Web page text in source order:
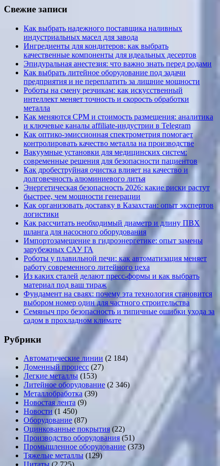
Свежие записи
Как выбрать надежного поставщика наливных
индустриальных масел для завода
Ингредиенты для кондитеров: как выбрать
качественные компоненты для идеальных десертов
Эпидуральная анестезия: что важно знать перед родами
Как выбрать литейное оборудование под задачи
предприятия и не переплатить за лишние мощности
Роботы на смену резчикам: как искусственный
интеллект меняет точность и скорость обработки
металла
Как меняются CPM и стоимость размещения: аналитика
и ключевые каналы affiliate-индустрии в Telegram
Как оптико-эмиссионная спектрометрия помогает
контролировать качество металла на производстве
Вакуумные установки для медицинских систем:
современные решения для безопасности пациентов
Как дробеструйная очистка влияет на качество и
долговечность алюминиевого литья
Энергетическая безопасность 2026: какие риски растут
быстрее, чем мощности генерации
Как организовать доставку в Казахстан: опыт экспертов
логистики
Как рассчитать необходимый диаметр и длину ПВХ
шланга для насосного оборудования
Импортозамещение в гидроэнергетике: опыт замены
зарубежных САУ ГА
Роботы у плавильной печи: как автоматизация меняет
работу современного литейного цеха
Из каких сталей делают пресс-формы и как выбрать
материал под ваш тираж
Фундамент на сваях: почему эта технология становится
выбором номер один для частного строительства
Семяныч про безопасность и типичные ошибки ухода за
садом в прохладном климате
Рубрики
Автоматические линии (2 184)
Доменный процесс (27)
Легкие металлы (153)
Литейное оборудование (2 346)
Металлобработка (39)
Новостая лента (9)
Новости (1 450)
Оборудование (87)
Оцинкованные покрытия (22)
Производство оборудования (51)
Промышленное оборудование (373)
Тяжелые металлы (129)